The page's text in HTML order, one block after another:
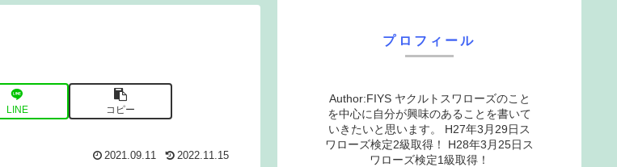
LINE コピー
2021.09.11 2022.11.15
プロフィール
Author:FIYS ヤクルトスワローズのこと
を中心に自分が興味のあることを書いて
いきたいと思います。 H27年3月29日ス
ワローズ検定2級取得！ H28年3月25日ス
ワローズ検定1級取得！